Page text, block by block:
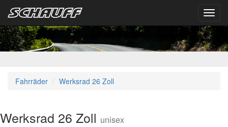
Fahrräder Werksrad 26 Zoll
Werksrad 26 Zoll unisex